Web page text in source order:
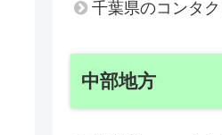
千葉県のコンタ
中部地方